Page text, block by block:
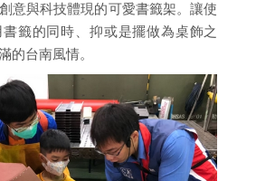
意與科技體現的可愛書籤架。讓使
籤的同時、抑或是擺做為桌飾之
的台南風情。